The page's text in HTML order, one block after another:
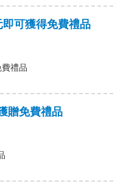
可獲得免費禮品
禮品
贈免費禮品